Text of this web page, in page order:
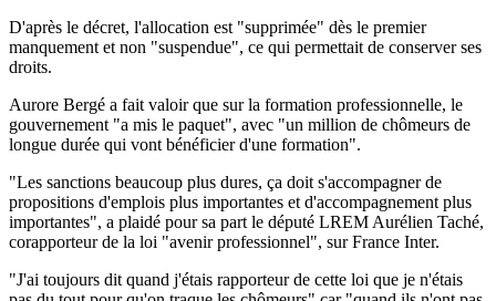
D'après le décret, l'allocation est "supprimée" dès le premier
manquement et non "suspendue", ce qui permettait de conserver ses
droits.
Aurore Bergé a fait valoir que sur la formation professionnelle, le
gouvernement "a mis le paquet", avec "un million de chômeurs de
longue durée qui vont bénéficier d'une formation".
"Les sanctions beaucoup plus dures, ça doit s'accompagner de
propositions d'emplois plus importantes et d'accompagnement plus
importantes", a plaidé pour sa part le député LREM Aurélien Taché,
corapporteur de la loi "avenir professionnel", sur France Inter.
"J'ai toujours dit quand j'étais rapporteur de cette loi que je n'étais